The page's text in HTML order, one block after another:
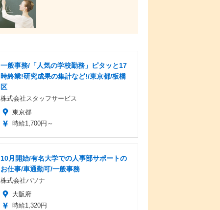
一般事務/「人気の学校勤務」ピタッと17
時終業!研究成果の集計など!/東京都/板橋
区
株式会社スタッフサービス
東京都
時給1,700円～
10月開始/有名大学での人事部サポートの
お仕事/車通勤可/一般事務
株式会社パソナ
大阪府
時給1,320円